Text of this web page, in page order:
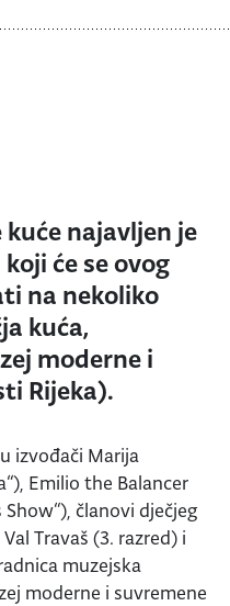
kuće najavljen je
će se ovog
na nekoliko
kuća,
moderne i
Rijeka).
izvođači Marija
Emilio the Balancer
članovi dječjeg
Travaš (3. razred) i
muzejska
moderne i suvremene